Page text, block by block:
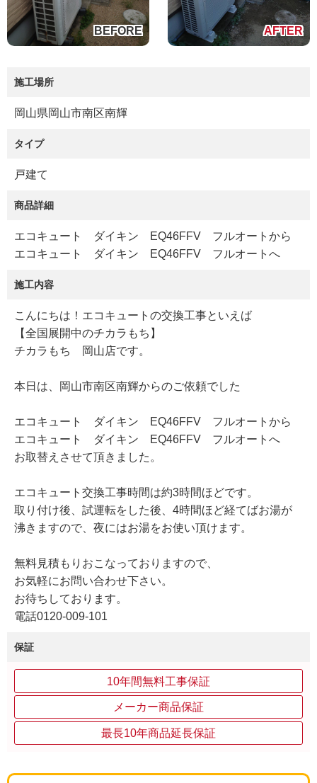
施工場所
岡山県岡山市南区南輝
タイプ
戸建て
商品詳細
エコキュート ダイキン EQ46FFV フルオートから
エコキュート ダイキン EQ46FFV フルオートへ
施工内容
こんにちは！エコキュートの交換工事といえば
【全国展開中のチカラもち】
チカラもち 岡山店です。
本日は、岡山市南区南輝からのご依頼でした
エコキュート ダイキン EQ46FFV フルオートから
エコキュート ダイキン EQ46FFV フルオートへ
お取替えさせて頂きました。
エコキュート交換工事時間は約3時間ほどです。
取り付け後、試運転をした後、4時間ほど経てばお湯が
沸きますので、夜にはお湯をお使い頂けます。
無料見積もりおこなっておりますので、
お気軽にお問い合わせ下さい。
お待ちしております。
電話0120-009-101
保証
10年間無料工事保証
メーカー商品保証
最長10年商品延長保証